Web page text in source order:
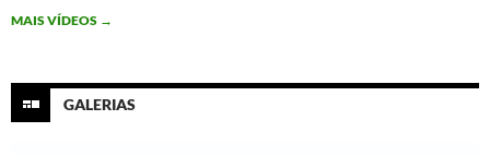
k
n
MAIS VÍDEOS →
GALERIAS